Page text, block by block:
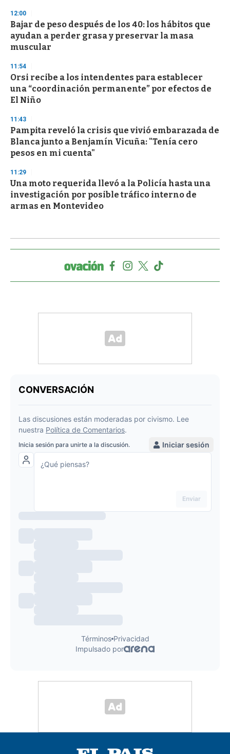
12:00
Bajar de peso después de los 40: los hábitos que
ayudan a perder grasa y preservar la masa
muscular
11:54
Orsi recibe a los intendentes para establecer
una “coordinación permanente” por efectos de
El Niño
11:43
Pampita reveló la crisis que vivió embarazada de
Blanca junto a Benjamín Vicuña: "Tenía cero
pesos en mi cuenta"
11:29
Una moto requerida llevó a la Policía hasta una
investigación por posible tráfico interno de
armas en Montevideo